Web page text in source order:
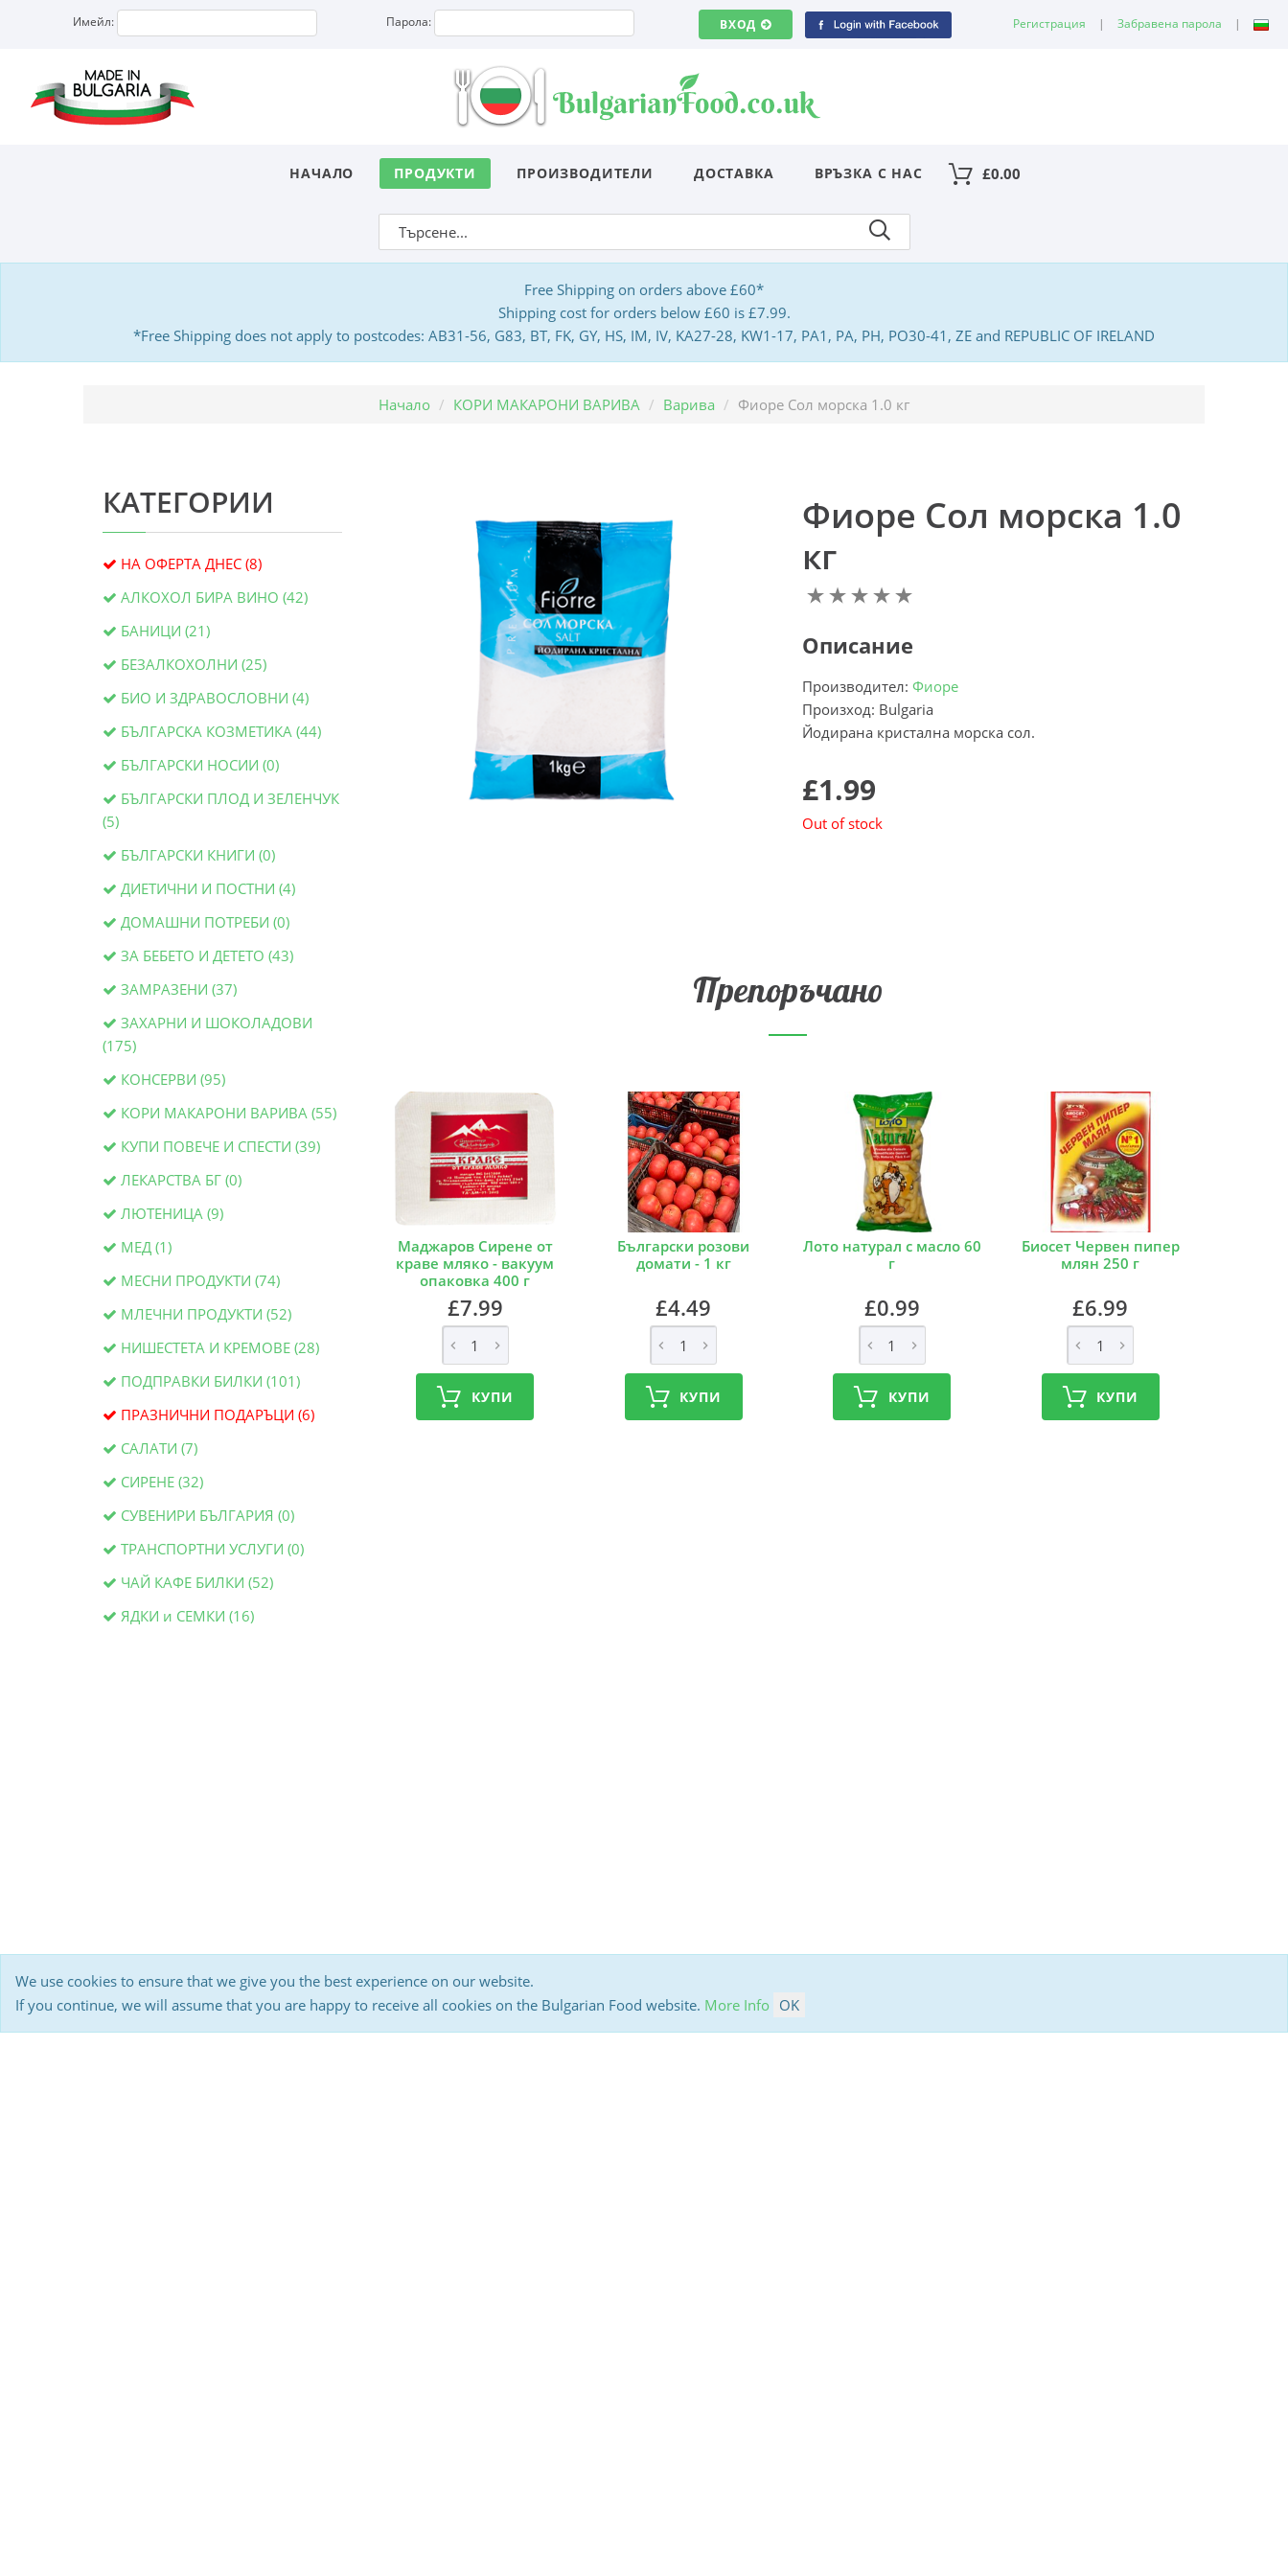
Имейл: Парола: ВХОД Регистрация | Забравена парола |
НАЧАЛО ПРОДУКТИ ПРОИЗВОДИТЕЛИ ДОСТАВКА ВРЪЗКА С НАС £0.00
Free Shipping on orders above £60*
Shipping cost for orders below £60 is £7.99.
*Free Shipping does not apply to postcodes: AB31-56, G83, BT, FK, GY, HS, IM, IV, KA27-28, KW1-17, PA1, PA, PH, PO30-41, ZE and REPUBLIC OF IRELAND
Начало КОРИ МАКАРОНИ ВАРИВА Варива Фиоре Сол морска 1.0 кг
КАТЕГОРИИ
НА ОФЕРТА ДНЕС (8)
АЛКОХОЛ БИРА ВИНО (42)
БАНИЦИ (21)
БЕЗАЛКОХОЛНИ (25)
БИО И ЗДРАВОСЛОВНИ (4)
БЪЛГАРСКА КОЗМЕТИКА (44)
БЪЛГАРСКИ НОСИИ (0)
БЪЛГАРСКИ ПЛОД И ЗЕЛЕНЧУК
(5)
БЪЛГАРСКИ КНИГИ (0)
ДИЕТИЧНИ И ПОСТНИ (4)
ДОМАШНИ ПОТРЕБИ (0)
ЗА БЕБЕТО И ДЕТЕТО (43)
ЗАМРАЗЕНИ (37)
ЗАХАРНИ И ШОКОЛАДОВИ
(175)
КОНСЕРВИ (95)
КОРИ МАКАРОНИ ВАРИВА (55)
КУПИ ПОВЕЧЕ И СПЕСТИ (39)
ЛЕКАРСТВА БГ (0)
ЛЮТЕНИЦА (9)
МЕД (1)
МЕСНИ ПРОДУКТИ (74)
МЛЕЧНИ ПРОДУКТИ (52)
НИШЕСТЕТА И КРЕМОВЕ (28)
ПОДПРАВКИ БИЛКИ (101)
ПРАЗНИЧНИ ПОДАРЪЦИ (6)
САЛАТИ (7)
СИРЕНЕ (32)
СУВЕНИРИ БЪЛГАРИЯ (0)
ТРАНСПОРТНИ УСЛУГИ (0)
ЧАЙ КАФЕ БИЛКИ (52)
ЯДКИ и СЕМКИ (16)
Фиоре Сол морска 1.0
кг
Описание
Производител: Фиоре
Произход: Bulgaria
Йодирана кристална морска сол.
£1.99
Out of stock
Препоръчано
Маджаров Сирене от
краве мляко - вакуум
опаковка 400 г
£7.99
КУПИ
Български розови
домати - 1 кг
£4.49
КУПИ
Лото натурал с масло 60
г
£0.99
КУПИ
Биосет Червен пипер
млян 250 г
£6.99
КУПИ
We use cookies to ensure that we give you the best experience on our website.
If you continue, we will assume that you are happy to receive all cookies on the Bulgarian Food website. More Info OK